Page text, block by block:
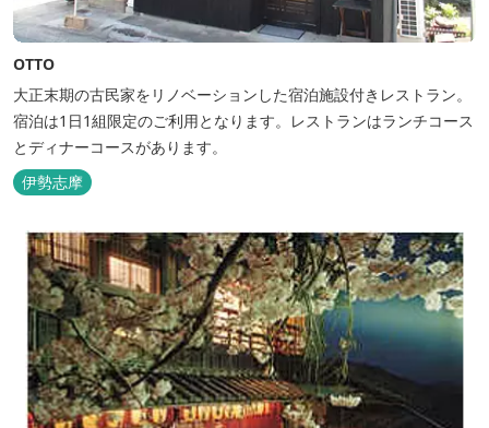
OTTO
大正末期の古民家をリノベーションした宿泊施設付きレストラン。
宿泊は1日1組限定のご利用となります。レストランはランチコース
とディナーコースがあります。
伊勢志摩